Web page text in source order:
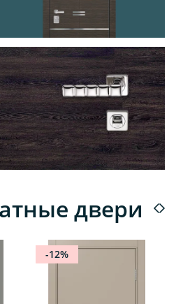
двери
-12%